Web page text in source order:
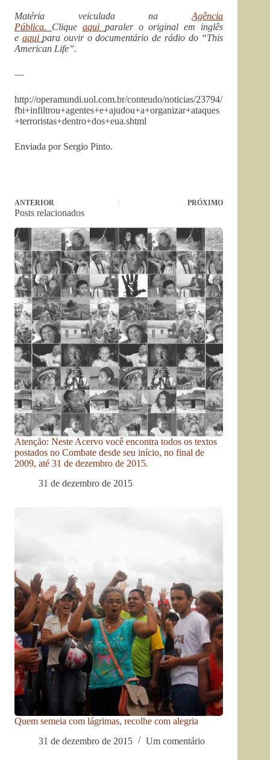
Matéria veiculada naAgência
Pública. Clique aqui paraler o original em inglês
e aquipara ouvir o documentário de rádio do “This
American Life”.
—
http://operamundi.uol.com.br/conteudo/noticias/23794/
fbi+infiltrou+agentes+e+ajudou+a+organizar+ataques
+terroristas+dentro+dos+eua.shtml
Enviada por Sergio Pinto.
ANTERIOR PRÓXIMO
Posts relacionados
Atenção: Neste Acervo você encontra todos os textos
postados no Combate desde seu início, no final de
2009, até 31 de dezembro de 2015.
31 de dezembro de 2015
Quem semeia com lágrimas, recolhe com alegria
31 de dezembro de 2015
Um comentário